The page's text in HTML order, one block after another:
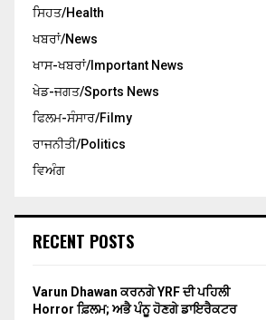
ਸਿਹਤ/Health
ਖਬਰਾਂ/News
ਖਾਸ-ਖਬਰਾਂ/Important News
ਖੇਡ-ਜਗਤ/Sports News
ਫਿਲਮ-ਸੰਸਾਰ/Filmy
ਰਾਜਨੀਤੀ/Politics
ਵਿਅੰਗ
RECENT POSTS
Varun Dhawan ਕਰਨਗੇ YRF ਦੀ ਪਹਿਲੀ
Horror ਫ਼ਿਲਮ; ਅਭੈ ਪੰਨੂ ਹੋਣਗੇ ਡਾਇਰੈਕਟਰ